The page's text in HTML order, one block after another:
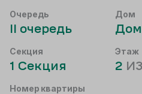
Очередь
II очередь
Дом
Дом
Секция
1 Секция
Этаж
2 ИЗ
Номер квартиры